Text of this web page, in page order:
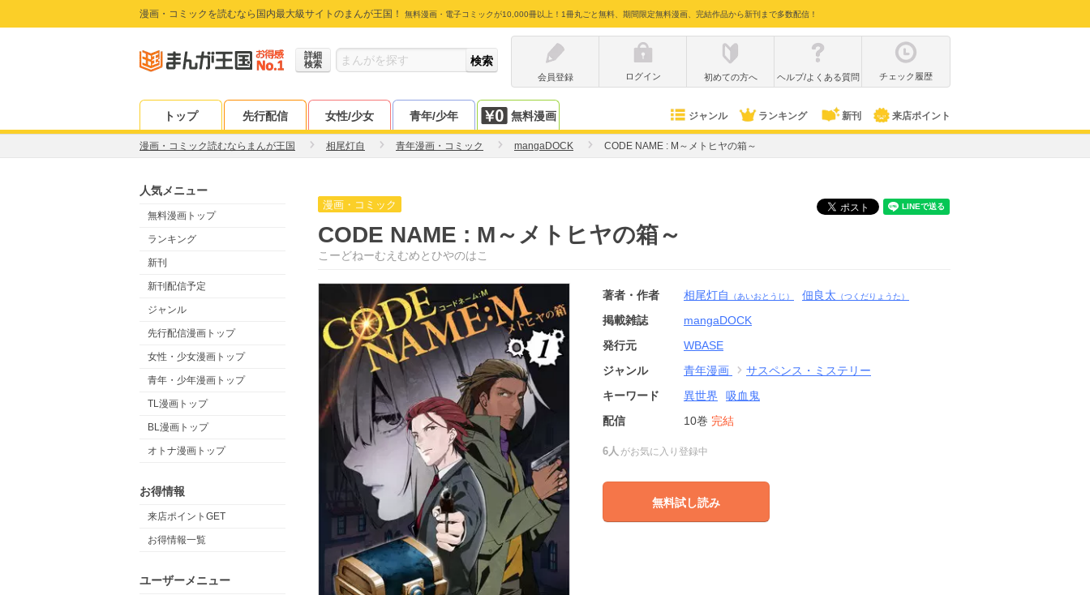
漫画・コミックを読むなら国内最大級サイトのまんが王国！ 無料漫画・電子コミックが10,000冊以上！1冊丸ごと無料、期間限定無料漫画、完結作品から新刊まで多数配信！
詳細
検索
会員登録
ログイン 初めての方へ ヘルプ/よくある質問 チェック履歴
トップ 先行配信 女性/少女 青年/少年 無料漫画 ジャンル ランキング 新刊 来店ポイント
漫画・コミック読むならまんが王国 相尾灯自 青年漫画・コミック mangaDOCK CODE NAME : M～メトヒヤの箱～
人気メニュー
無料漫画トップ
ランキング
新刊
新刊配信予定
ジャンル
先行配信漫画トップ
女性・少女漫画トップ
青年・少年漫画トップ
TL漫画トップ
BL漫画トップ
オトナ漫画トップ
お得情報
来店ポイントGET
お得情報一覧
ユーザーメニュー
漫画・コミック
CODE NAME : M～メトヒヤの箱～
こーどねーむえむめとひやのはこ
著者・作者 相尾灯自 （あいおとうじ） 佃良太 （つくだりょうた）
掲載雑誌
mangaDOCK
発行元
WBASE
ジャンル
青年漫画
サスペンス・ミステリー
キーワード
異世界
吸血鬼
配信
10巻 完結
6人 がお気に入り登録中
無料試し読み